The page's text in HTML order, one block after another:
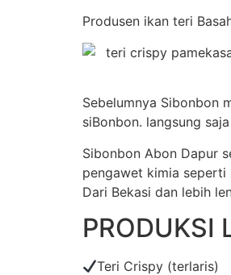
Produsen ikan teri
Sebelumnya Sibonbon
siBonbon. langsung
Sibonbon Abon Dapur
pengawet kimia seperti
Dari Bekasi dan lebih
PRODUKSI
Teri Crispy (terlaris)